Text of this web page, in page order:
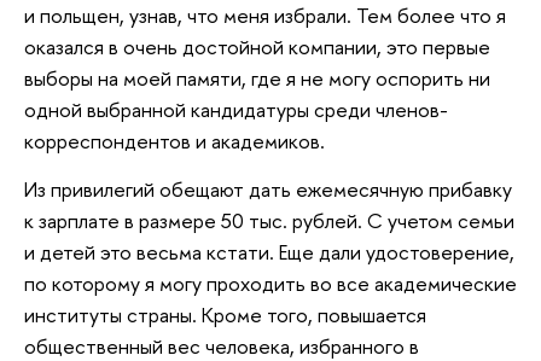
и польщен, узнав, что меня избрали. Тем более что я
оказался в очень достойной компании, это первые
выборы на моей памяти, где я не могу оспорить ни
одной выбранной кандидатуры среди членов-
корреспондентов и академиков.
Из привилегий обещают дать ежемесячную прибавку
к зарплате в размере 50 тыс. рублей. С учетом семьи
и детей это весьма кстати. Еще дали удостоверение,
по которому я могу проходить во все академические
институты страны. Кроме того, повышается
общественный вес человека, избранного в